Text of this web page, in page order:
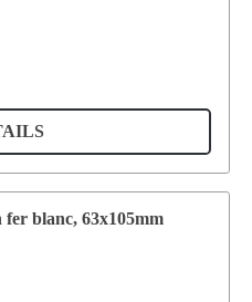
fer blanc, 63x105mm